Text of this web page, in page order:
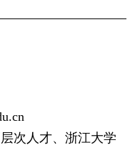
次人才、浙江大学